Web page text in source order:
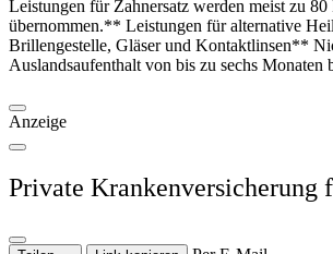
Leistungen für Zahnersatz werden meist zu
übernommen.** Leistungen für alternative
Brillengestelle, Gläser und Kontaktlinsen**
Auslandsaufenthalt von bis zu sechs
Anzeige
Private Krankenversicherung